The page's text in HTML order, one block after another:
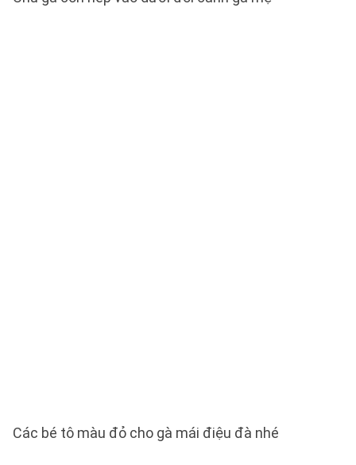
Các bé tô màu đỏ cho gà mái điệu đà nhé